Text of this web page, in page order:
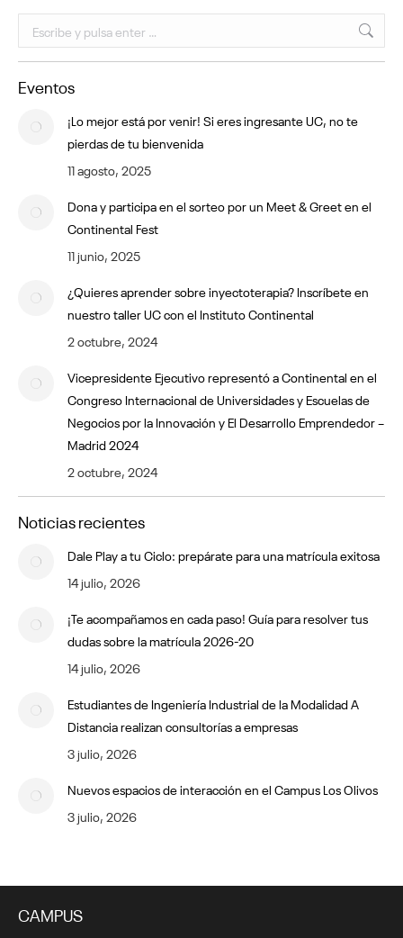
Buscar:
Eventos
¡Lo mejor está por venir! Si eres ingresante UC, no te
pierdas de tu bienvenida
11 agosto, 2025
Dona y participa en el sorteo por un Meet & Greet en el
Continental Fest
11 junio, 2025
¿Quieres aprender sobre inyectoterapia? Inscríbete en
nuestro taller UC con el Instituto Continental
2 octubre, 2024
Vicepresidente Ejecutivo representó a Continental en el
Congreso Internacional de Universidades y Escuelas de
Negocios por la Innovación y El Desarrollo Emprendedor –
Madrid 2024
2 octubre, 2024
Noticias recientes
Dale Play a tu Ciclo: prepárate para una matrícula exitosa
14 julio, 2026
¡Te acompañamos en cada paso! Guía para resolver tus
dudas sobre la matrícula 2026-20
14 julio, 2026
Estudiantes de Ingeniería Industrial de la Modalidad A
Distancia realizan consultorías a empresas
3 julio, 2026
Nuevos espacios de interacción en el Campus Los Olivos
3 julio, 2026
CAMPUS